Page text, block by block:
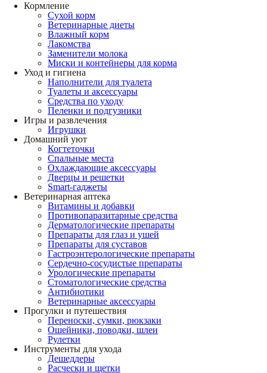
Кормление
Сухой корм
Ветеринарные диеты
Влажный корм
Лакомства
Заменители молока
Миски и контейнеры для корма
Уход и гигиена
Наполнители для туалета
Туалеты и аксессуары
Средства по уходу
Пеленки и подгузники
Игры и развлечения
Игрушки
Домашний уют
Когтеточки
Спальные места
Охлаждающие аксессуары
Дверцы и решетки
Smart-гаджеты
Ветеринарная аптека
Витамины и добавки
Противопаразитарные средства
Дерматологические препараты
Препараты для глаз и ушей
Препараты для суставов
Гастроэнтерологические препараты
Сердечно-сосудистые препараты
Урологические препараты
Стоматологические средства
Антибиотики
Ветеринарные аксессуары
Прогулки и путешествия
Переноски, сумки, рюкзаки
Ошейники, поводки, шлеи
Рулетки
Инструменты для ухода
Дешеддеры
Расчески и щетки